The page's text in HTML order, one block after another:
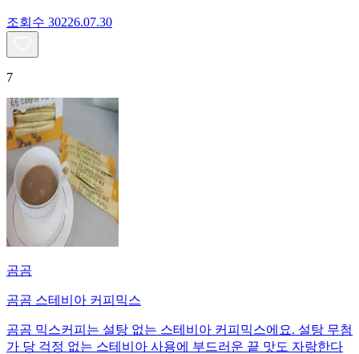
조회수 30226.07.30
7
곰곰
곰곰 스테비아 커피믹스
곰곰 믹스커피는 설탕 없는 스테비아 커피믹스에요. 설탕 무첨
가 당 걱정 없는 스테비아 사용에 부드러운 끝 맛도 자랑한다